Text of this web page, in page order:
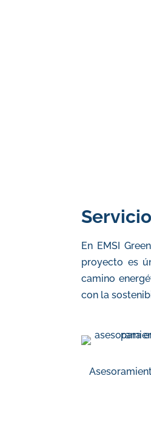
En EMSI
proyecto es
camino
con la